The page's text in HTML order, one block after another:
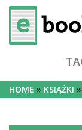
HOME KSIĄŻKI